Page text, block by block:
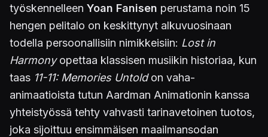
työskennelleen Yoan Fanisen perustama noin 15
hengen pelitalo on keskittynyt alkuvuosinaan
todella persoonallisiin nimikkeisiin: Lost in
Harmonyopettaa klassisen musiikin historiaa, kun
taas 11-11: Memories Untoldon vaha-
animaatioista tutun Aardman Animationin kanssa
yhteistyössä tehty vahvasti tarinavetoinen tuotos,
joka sijoittuu ensimmäisen maailmansodan